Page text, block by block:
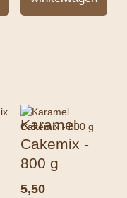
Karamel
Cakemix -
800 g
5,50